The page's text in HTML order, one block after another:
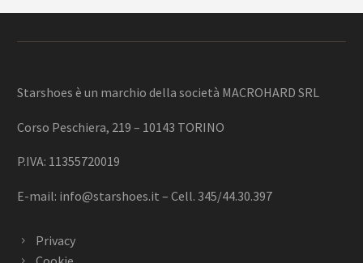
Starshoes è un marchio della società MACROHARD SRL
Corso Peschiera, 219 – 10143 TORINO
P.IVA: 11355720019
E-mail: info@starshoes.it – Cell. 345/44.30.397
Privacy